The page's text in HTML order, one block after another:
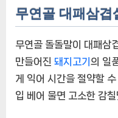
무연골 대패삼겹
무연골 돌돌말이 대패삼
만들어진 돼지고기 의 일
게 익어 시간을 절약할
입 베어 물면 고소한 감